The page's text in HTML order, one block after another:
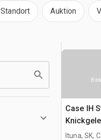
Standort Auktion
Case IH
Ituna, SK,